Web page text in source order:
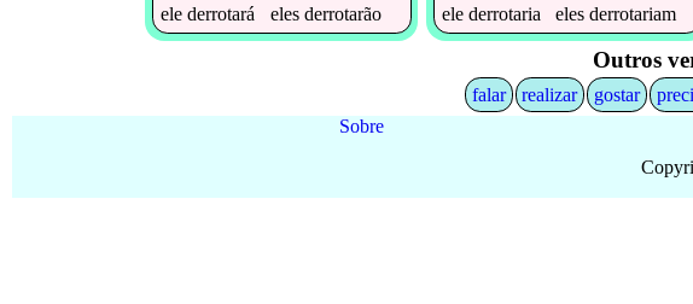
elederrotará elesderrotarão
elederrotaria elesderrotariam
Outros
falar realizar gostar
Sobre